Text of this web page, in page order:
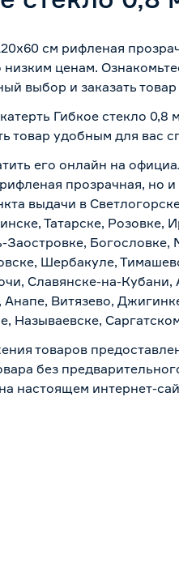
см рифленая
низким ценам.
выбор и заказать
Гибкое стекло
товар удобным для вас
его онлайн на
прозрачная,
выдачи в
Татарске,
Шербакуле,
Славянске-на-
Витязево,
Называевске,
товаров
без
настоящем интернет-